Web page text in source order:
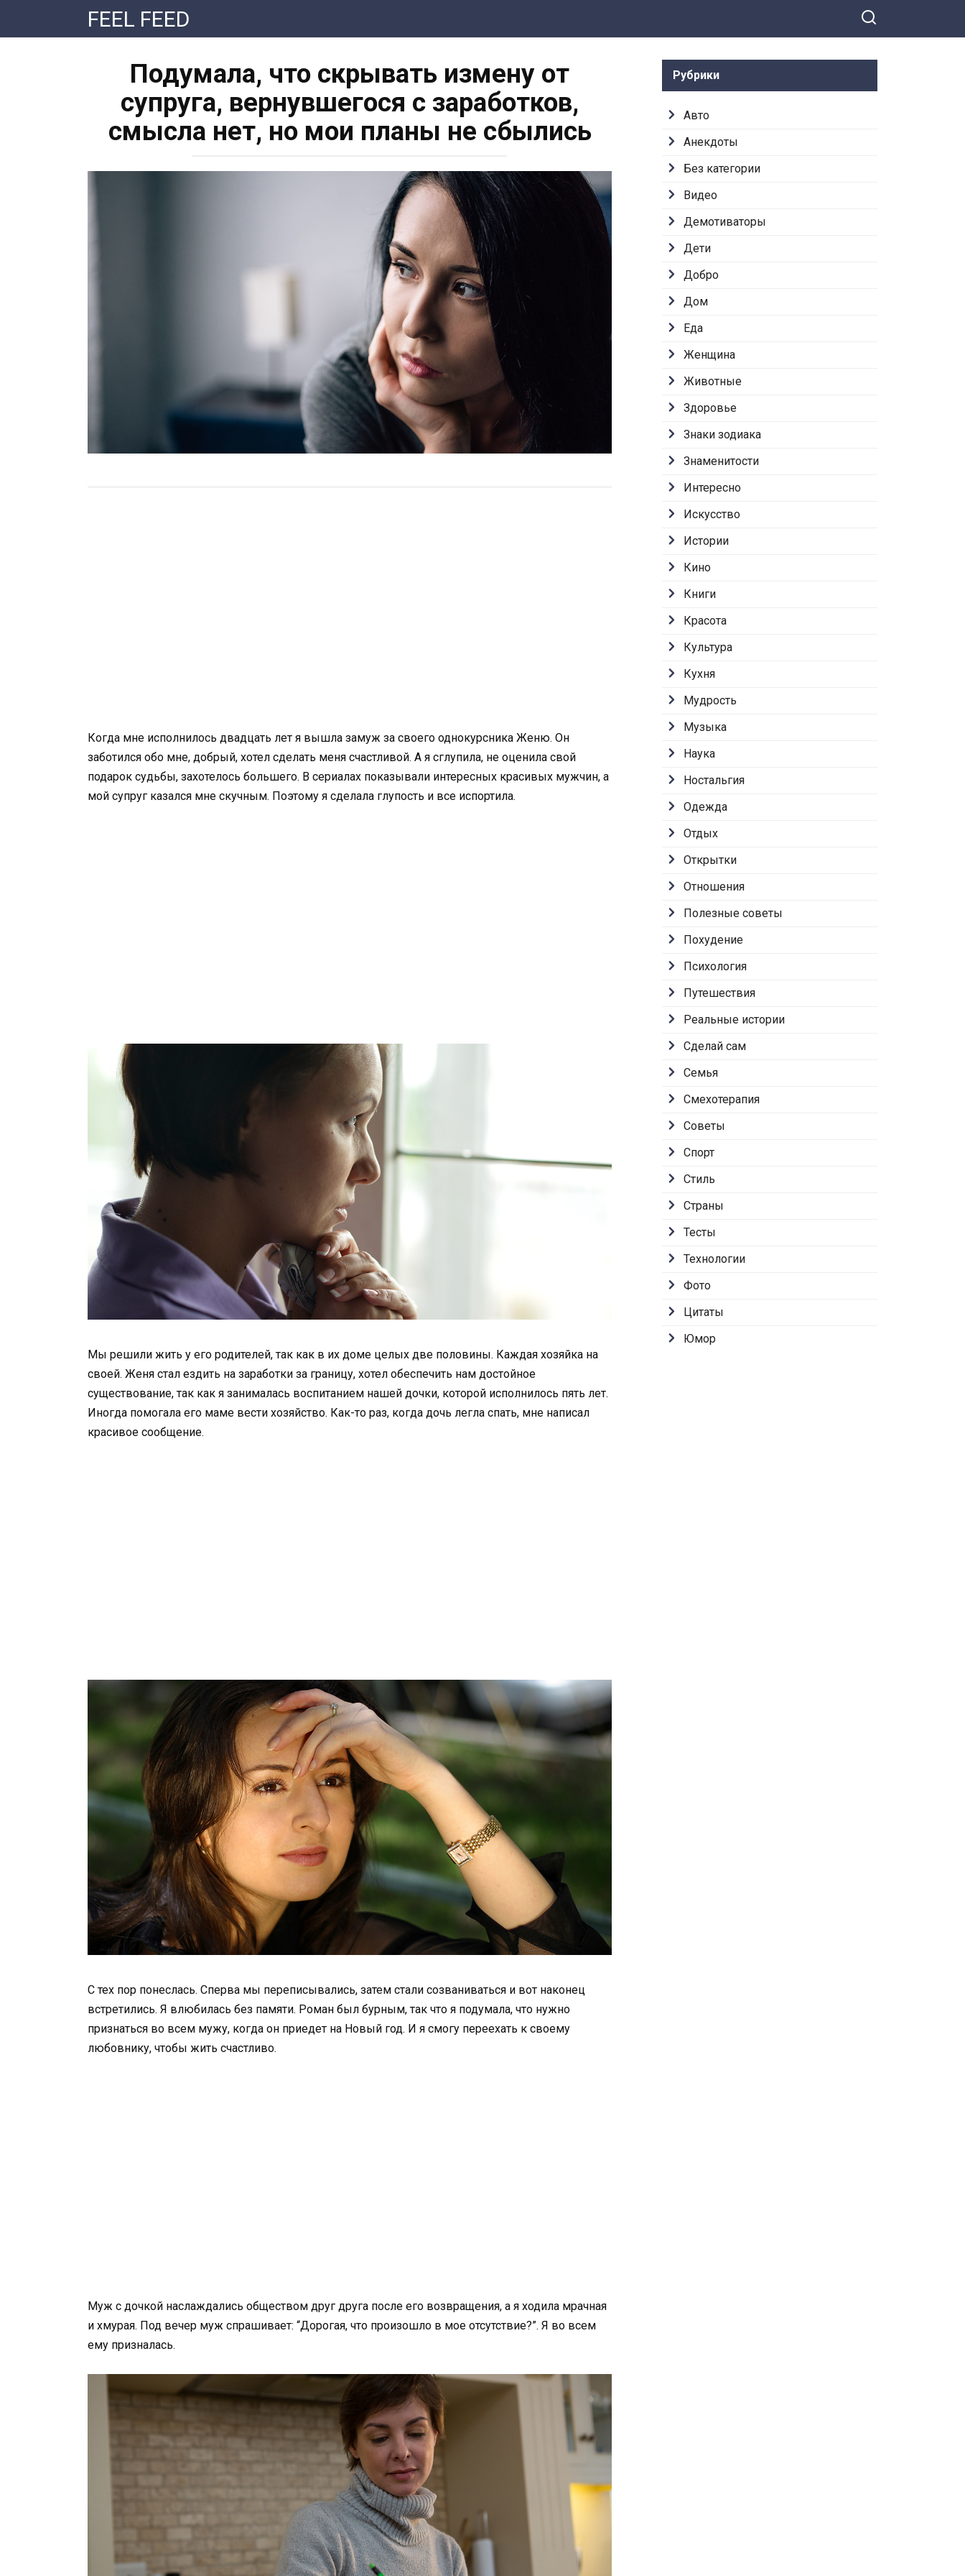
контенту
FEEL FEED
Подумала, что скрывать измену от
супруга, вернувшегося с заработков,
смысла нет, но мои планы не сбылись
Когда мне исполнилось двадцать лет я вышла замуж за своего однокурсника Женю. Он
заботился обо мне, добрый, хотел сделать меня счастливой. А я сглупила, не оценила свой
подарок судьбы, захотелось большего. В сериалах показывали интересных красивых мужчин, а
мой супруг казался мне скучным. Поэтому я сделала глупость и все испортила.
Мы решили жить у его родителей, так как в их доме целых две половины. Каждая хозяйка на
своей. Женя стал ездить на заработки за границу, хотел обеспечить нам достойное
существование, так как я занималась воспитанием нашей дочки, которой исполнилось пять лет.
Иногда помогала его маме вести хозяйство. Как-то раз, когда дочь легла спать, мне написал
красивое сообщение.
С тех пор понеслась. Сперва мы переписывались, затем стали созваниваться и вот наконец
встретились. Я влюбилась без памяти. Роман был бурным, так что я подумала, что нужно
признаться во всем мужу, когда он приедет на Новый год. И я смогу переехать к своему
любовнику, чтобы жить счастливо.
Муж с дочкой наслаждались обществом друг друга после его возвращения, а я ходила мрачная
и хмурая. Под вечер муж спрашивает: “Дорогая, что произошло в мое отсутствие?”. Я во всем
ему призналась.
Рубрики
Авто
Анекдоты
Без категории
Видео
Демотиваторы
Дети
Добро
Дом
Еда
Женщина
Животные
Здоровье
Знаки зодиака
Знаменитости
Интересно
Искусство
Истории
Кино
Книги
Красота
Культура
Кухня
Мудрость
Музыка
Наука
Ностальгия
Одежда
Отдых
Открытки
Отношения
Полезные советы
Похудение
Психология
Путешествия
Реальные истории
Сделай сам
Семья
Смехотерапия
Советы
Спорт
Стиль
Страны
Тесты
Технологии
Фото
Цитаты
Юмор